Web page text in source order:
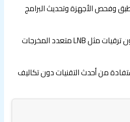
وفحص الأجهزة وتحديث البرامج
علاوة على ذلك، يضيف الفنيون ترقيات مثل LNB متعدد المخرجات
من أحدث التقنيات دون تكاليف